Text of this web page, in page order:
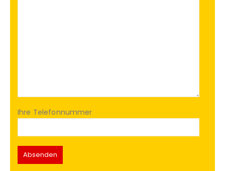
Ihre Telefonnummer